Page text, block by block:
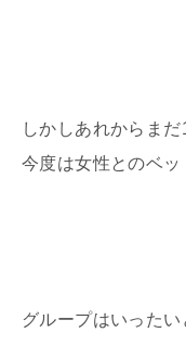
しかしあれからま
今度は女性とのベッ
グループはいったい